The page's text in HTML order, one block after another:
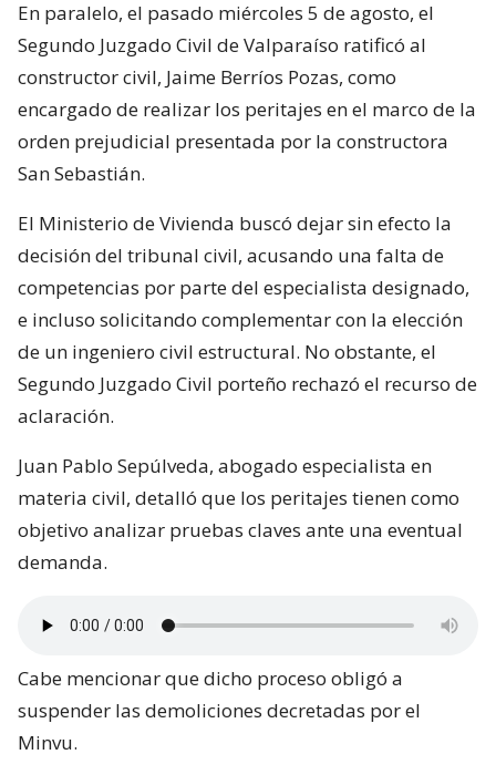
En paralelo, el pasado miércoles 5 de agosto, el
Segundo Juzgado Civil de Valparaíso ratificó al
constructor civil, Jaime Berríos Pozas, como
encargado de realizar los peritajes en el marco de la
orden prejudicial presentada por la constructora
San Sebastián.
El Ministerio de Vivienda buscó dejar sin efecto la
decisión del tribunal civil, acusando una falta de
competencias por parte del especialista designado,
e incluso solicitando complementar con la elección
de un ingeniero civil estructural. No obstante, el
Segundo Juzgado Civil porteño rechazó el recurso de
aclaración.
Juan Pablo Sepúlveda, abogado especialista en
materia civil, detalló que los peritajes tienen como
objetivo analizar pruebas claves ante una eventual
demanda.
Cabe mencionar que dicho proceso obligó a
suspender las demoliciones decretadas por el
Minvu.